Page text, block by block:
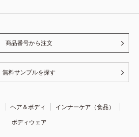
商品番号から注文
無料サンプルを探す
ヘア＆ボディ
インナーケア（食品）
ボディウェア